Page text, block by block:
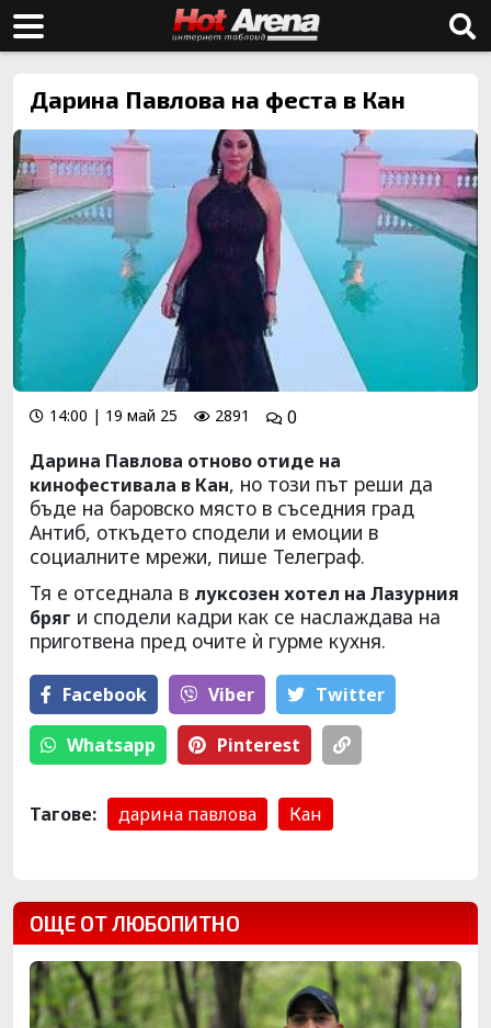
Дарина Павлова на феста в Кан
14:00 | 19 май 25 2891
0
Дарина Павлова отново отиде на
кинофестивала в Кан, но този път реши да
бъде на баровско място в съседния град
Антиб, откъдето сподели и емоции в
социалните мрежи, пише Телеграф.
Тя е отседнала в луксозен хотел на Лазурния
бряг и сподели кадри как се наслаждава на
приготвена пред очите ѝ гурме кухня.
Facebook Viber Тwitter
Whatsapp Pinterest
Тагове: дарина павлова Кан
ОЩЕ ОТ ЛЮБОПИТНО